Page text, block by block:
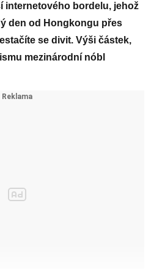
internetového bordelu, jehož
den od Hongkongu přes
se divit. Výši částek,
mezinárodní nóbl